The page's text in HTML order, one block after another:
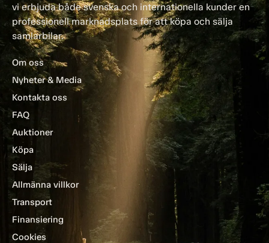
vi erbjuda både svenska och internationella kunder en
professionell marknadsplats för att köpa och sälja
samlarbilar.
Om oss
Nyheter & Media
Kontakta oss
FAQ
Auktioner
Köpa
Sälja
Allmänna villkor
Transport
Finansiering
Cookies